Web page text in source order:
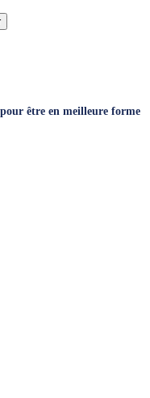
être en meilleure forme